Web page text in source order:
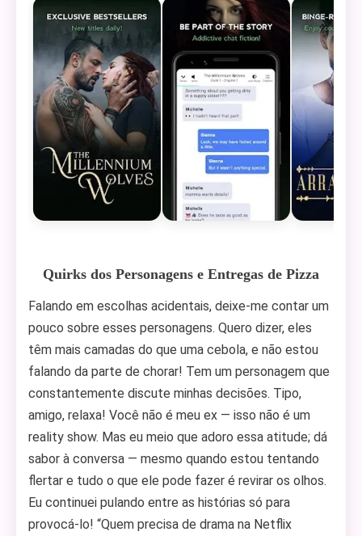
Quirks dos Personagens e Entregas de Pizza
Falando em escolhas acidentais, deixe-me contar um
pouco sobre esses personagens. Quero dizer, eles
têm mais camadas do que uma cebola, e não estou
falando da parte de chorar! Tem um personagem que
constantemente discute minhas decisões. Tipo,
amigo, relaxa! Você não é meu ex — isso não é um
reality show. Mas eu meio que adoro essa atitude; dá
sabor à conversa — mesmo quando estou tentando
flertar e tudo o que ele pode fazer é revirar os olhos.
Eu continuei pulando entre as histórias só para
provocá-lo! “Quem precisa de drama na Netflix